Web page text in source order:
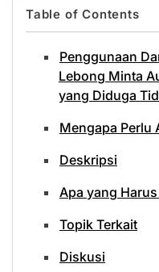
Table of Contents
Penggunaan
Lebong Minta
yang Diduga
Mengapa Perlu
Deskripsi
Apa yang
Topik Terkait
Diskusi